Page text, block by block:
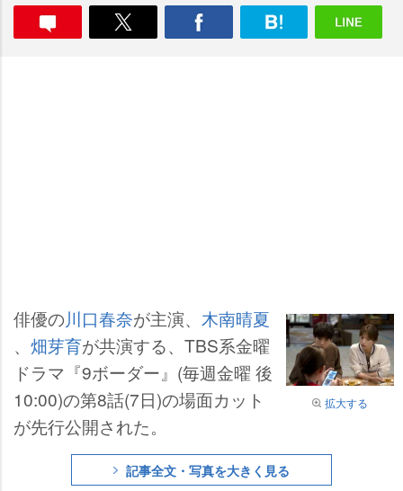
拡大する
俳優の川口春奈が主演、 木南晴夏
、 畑芽育が共演する、TBS系金曜
ドラマ『9ボーダー』(毎週金曜 後
10:00)の第8話(7日)の場面カット
が先行公開された。
記事全文・写真を大きく見る